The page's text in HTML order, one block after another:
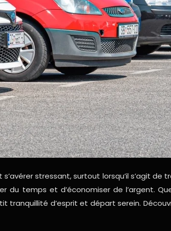
stressant, surtout lorsqu’il s’agit
du temps et d’économiser de l’argent.
d’esprit et départ serein.